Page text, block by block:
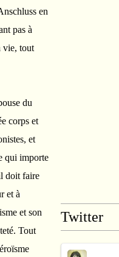
en
pas à
vie, tout
du
corps et
et
qui importe
doit faire
et à
et son
Tout
Twitter